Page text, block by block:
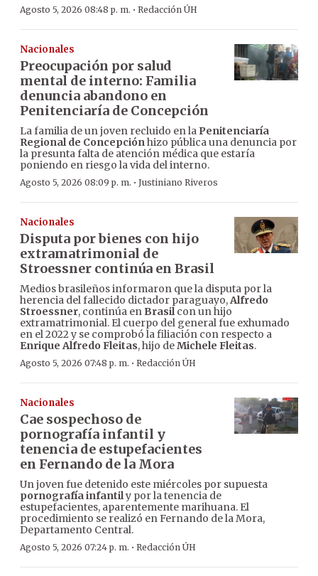
Agosto 5, 2026 08:48 p. m. · Redacción ÚH
Nacionales
Preocupación por salud
mental de interno: Familia
denuncia abandono en
Penitenciaría de Concepción
La familia de un joven recluido en la Penitenciaría
Regional de Concepciónhizo pública una denuncia por
la presunta falta de atención médica que estaría
poniendo en riesgo la vida del interno.
Agosto 5, 2026 08:09 p. m. · Justiniano Riveros
Nacionales
Disputa por bienes con hijo
extramatrimonial de
Stroessner continúa en Brasil
Medios brasileños informaron que la disputa por la
herencia del fallecido dictador paraguayo,Alfredo
Stroessner, continúa en Brasilcon un hijo
extramatrimonial. El cuerpo del general fue exhumado
en el 2022 y se comprobó la filiación con respecto a
Enrique Alfredo Fleitas, hijo deMichele Fleitas.
Agosto 5, 2026 07:48 p. m. · Redacción ÚH
Nacionales
Cae sospechoso de
pornografía infantil y
tenencia de estupefacientes
en Fernando de la Mora
Un joven fue detenido este miércoles por supuesta
pornografía infantily por la tenencia de
estupefacientes, aparentemente marihuana. El
procedimiento se realizó en Fernando de la Mora,
Departamento Central.
Agosto 5, 2026 07:24 p. m. · Redacción ÚH